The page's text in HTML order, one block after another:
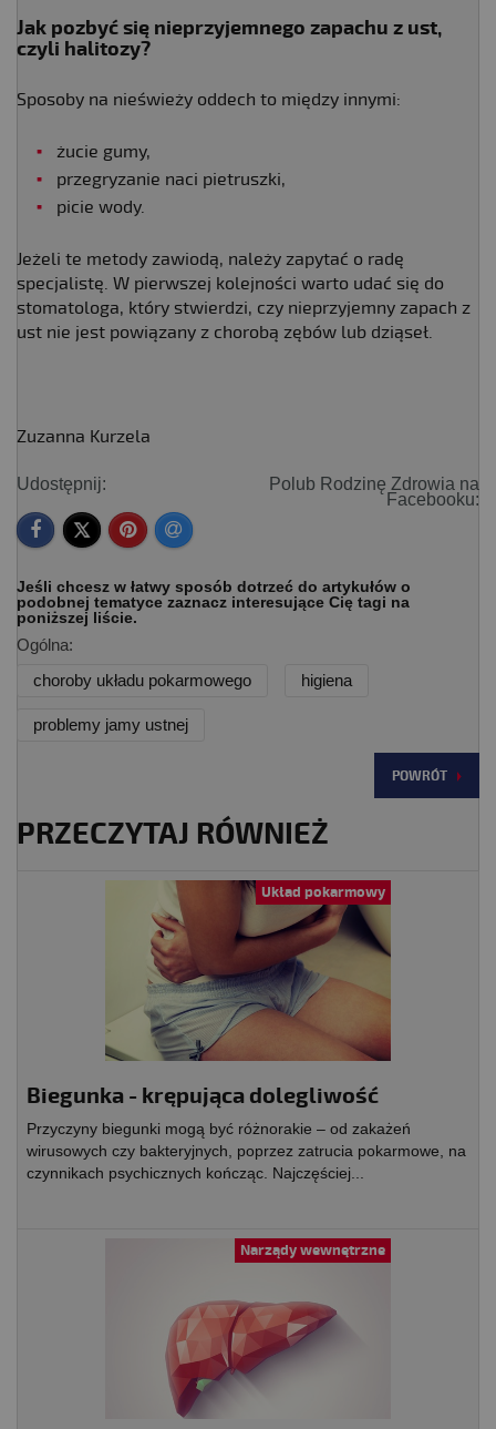
Jak pozbyć się nieprzyjemnego zapachu z ust,
czyli halitozy?
Sposoby na nieświeży oddech to między innymi:
żucie gumy,
przegryzanie naci pietruszki,
picie wody.
Jeżeli te metody zawiodą, należy zapytać o radę
specjalistę. W pierwszej kolejności warto udać się do
stomatologa, który stwierdzi, czy nieprzyjemny zapach z
ust nie jest powiązany z chorobą zębów lub dziąseł.
Zuzanna Kurzela
Udostępnij:
Polub Rodzinę Zdrowia na
Facebooku:
Jeśli chcesz w łatwy sposób dotrzeć do artykułów o
podobnej tematyce zaznacz interesujące Cię tagi na
poniższej liście.
Ogólna:
choroby układu pokarmowego
higiena
problemy jamy ustnej
POWRÓT
PRZECZYTAJ RÓWNIEŻ
Układ pokarmowy
Biegunka - krępująca dolegliwość
Przyczyny biegunki mogą być różnorakie – od zakażeń
wirusowych czy bakteryjnych, poprzez zatrucia pokarmowe, na
czynnikach psychicznych kończąc. Najczęściej...
Narządy wewnętrzne